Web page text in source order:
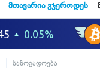
მთავარია გჯეროდეს
საზოგადოება